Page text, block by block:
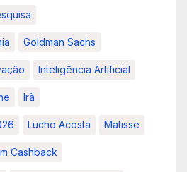
Goldman Sachs
Inteligência Artificial
Irã
Lucho Acosta Matisse
Cashback